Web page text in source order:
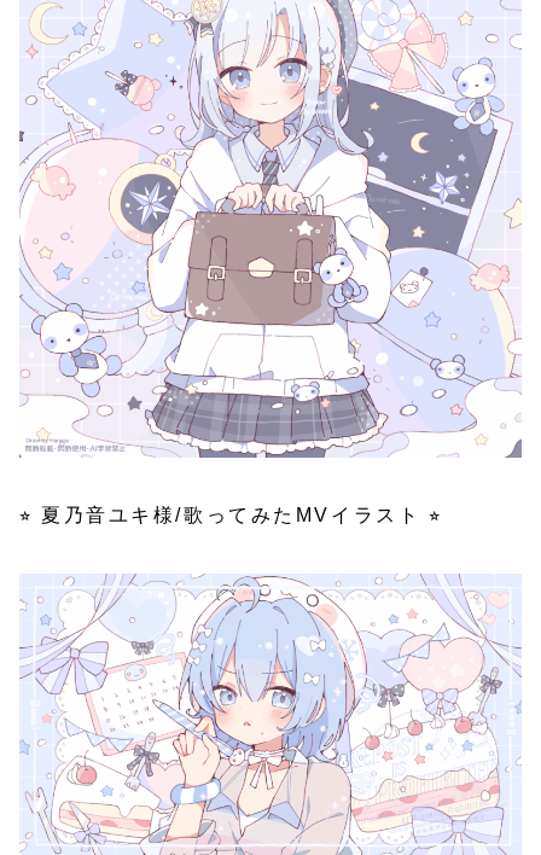
⭐︎ 夏乃音ユキ様/歌ってみたMVイラスト ⭐︎